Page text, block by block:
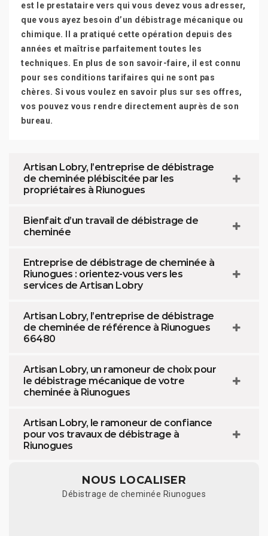
est le prestataire vers qui vous devez vous adresser,
que vous ayez besoin d’un débistrage mécanique ou
chimique. Il a pratiqué cette opération depuis des
années et maîtrise parfaitement toutes les
techniques. En plus de son savoir-faire, il est connu
pour ses conditions tarifaires qui ne sont pas
chères. Si vous voulez en savoir plus sur ses offres,
vos pouvez vous rendre directement auprès de son
bureau.
Artisan Lobry, l’entreprise de débistrage
de cheminée plébiscitée par les
propriétaires à Riunogues
Bienfait d’un travail de débistrage de
cheminée
Entreprise de débistrage de cheminée à
Riunogues : orientez-vous vers les
services de Artisan Lobry
Artisan Lobry, l’entreprise de débistrage
de cheminée de référence à Riunogues
66480
Artisan Lobry, un ramoneur de choix pour
le débistrage mécanique de votre
cheminée à Riunogues
Artisan Lobry, le ramoneur de confiance
pour vos travaux de débistrage à
Riunogues
NOUS LOCALISER
Débistrage de cheminée Riunogues